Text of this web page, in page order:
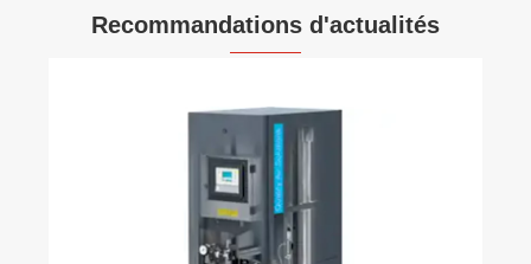
Recommandations d'actualités